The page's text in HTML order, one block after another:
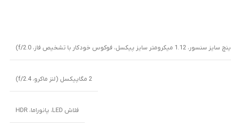
2 مگاپیکسل (لنز ماکرو، f/2.4)
فلاش LED، پانوراما، HDR